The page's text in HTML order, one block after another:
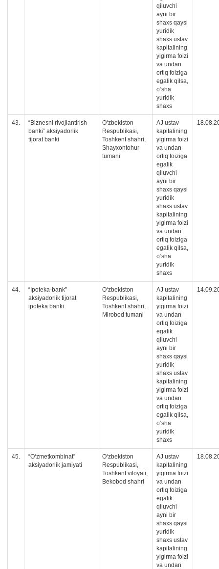
qiluvchi
ayni bir
shaxs qaysi
yuridik
shaxs ustav
kapitalining
yigirma foizi
va undan
ortiq foiziga
egalik qilsa,
oʻsha
yuridik
shaxs
43.
“Biznesni rivojlantirish
banki” aksiyadorlik
tijorat banki
O‘zbekiston
Respublikasi,
Toshkent shahri,
Shayxontohur
tumani
AJ ustav
kapitalining
yigirma foizi
va undan
ortiq foiziga
egalik
qiluvchi
ayni bir
shaxs qaysi
yuridik
shaxs ustav
kapitalining
yigirma foizi
va undan
ortiq foiziga
egalik qilsa,
oʻsha
yuridik
shaxs
44.
“Ipoteka-bank”
aksiyadorlik tijorat
ipoteka banki
O‘zbekiston
Respublikasi,
Toshkent shahri,
Mirobod tumani
AJ ustav
kapitalining
yigirma foizi
va undan
ortiq foiziga
egalik
qiluvchi
ayni bir
shaxs qaysi
yuridik
shaxs ustav
kapitalining
yigirma foizi
va undan
ortiq foiziga
egalik qilsa,
oʻsha
yuridik
shaxs
45.
“O‘zmetkombinat”
aksiyadorlik jamiyati
O‘zbekiston
Respublikasi,
Toshkent viloyati,
Bekobod shahri
AJ ustav
kapitalining
yigirma foizi
va undan
ortiq foiziga
egalik
qiluvchi
ayni bir
shaxs qaysi
yuridik
shaxs ustav
kapitalining
yigirma foizi
va undan